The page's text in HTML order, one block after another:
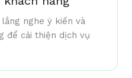
nghe ý kiến và
để cải thiện dịch vụ